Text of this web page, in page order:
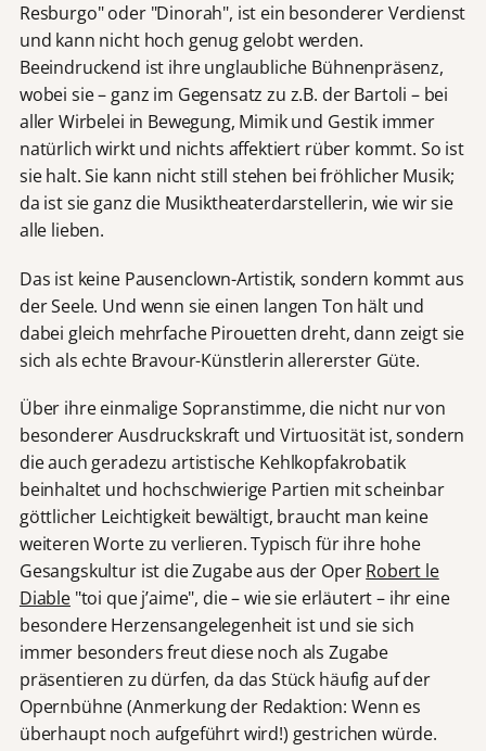
Resburgo" oder "Dinorah", ist ein besonderer Verdienst
und kann nicht hoch genug gelobt werden.
Beeindruckend ist ihre unglaubliche Bühnenpräsenz,
wobei sie – ganz im Gegensatz zu z.B. der Bartoli – bei
aller Wirbelei in Bewegung, Mimik und Gestik immer
natürlich wirkt und nichts affektiert rüber kommt. So ist
sie halt. Sie kann nicht still stehen bei fröhlicher Musik;
da ist sie ganz die Musiktheaterdarstellerin, wie wir sie
alle lieben.
Das ist keine Pausenclown-Artistik, sondern kommt aus
der Seele. Und wenn sie einen langen Ton hält und
dabei gleich mehrfache Pirouetten dreht, dann zeigt sie
sich als echte Bravour-Künstlerin allererster Güte.
Über ihre einmalige Sopranstimme, die nicht nur von
besonderer Ausdruckskraft und Virtuosität ist, sondern
die auch geradezu artistische Kehlkopfakrobatik
beinhaltet und hochschwierige Partien mit scheinbar
göttlicher Leichtigkeit bewältigt, braucht man keine
weiteren Worte zu verlieren. Typisch für ihre hohe
Gesangskultur ist die Zugabe aus der OperRobert le
Diable"toi que j’aime", die – wie sie erläutert – ihr eine
besondere Herzensangelegenheit ist und sie sich
immer besonders freut diese noch als Zugabe
präsentieren zu dürfen, da das Stück häufig auf der
Opernbühne (Anmerkung der Redaktion: Wenn es
überhaupt noch aufgeführt wird!) gestrichen würde.